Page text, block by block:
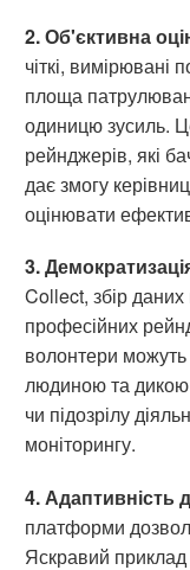
2. Об'єктивна
чіткі, вимірювані
площа
одиницю зусиль.
рейнджерів, які
дає змогу
оцінювати
3.
Collect, збір
професійних
волонтери
людиною та
чи підозрілу
моніторингу.
4. Адаптивність
платформи
Яскравий